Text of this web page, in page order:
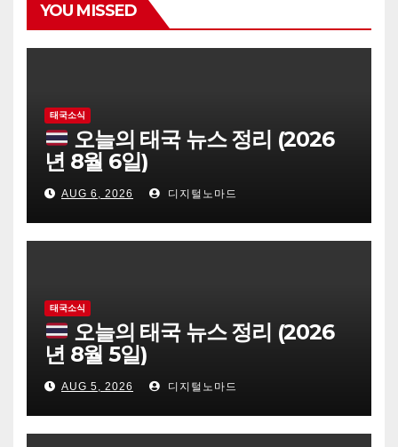
YOU MISSED
태국소식
오늘의 태국 뉴스 정리 (2026
년 8월 6일)
AUG 6, 2026 디지털노마드
태국소식
오늘의 태국 뉴스 정리 (2026
년 8월 5일)
AUG 5, 2026 디지털노마드